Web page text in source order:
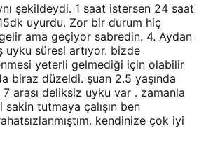
şekildeydi. 1 saat istersen 24 saat
uyurdu. Zor bir durum hiç
ama geçiyor sabredin. 4. Aydan
uyku süresi artıyor. bizde
yeterli gelmediği için olabilir
biraz düzeldi. şuan 2.5 yaşında
arası deliksiz uyku var . zamanla
tutmaya çalışın ben
kendinize çok iyi